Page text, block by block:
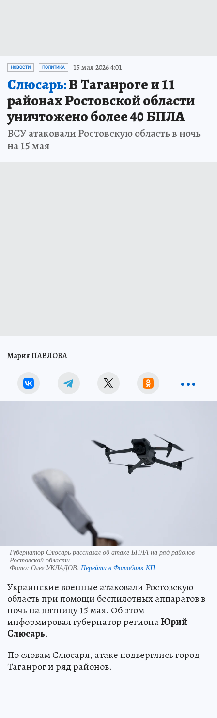
НОВОСТИ ПОЛИТИКА 15 мая 2026 4:01
Слюсарь:В Таганроге и 11
районах Ростовской области
уничтожено более 40 БПЛА
ВСУ атаковали Ростовскую область в ночь
на 15 мая
Мария ПАВЛОВА
Губернатор Слюсарь рассказал об атаке БПЛА на ряд районов
Ростовской области.
Фото: Олег УКЛАДОВ. Перейти в Фотобанк КП
Украинские военные атаковали Ростовскую
область при помощи беспилотных аппаратов в
ночь на пятницу 15 мая. Об этом
информировал губернатор регионаЮрий
Слюсарь.
По словам Слюсаря, атаке подверглись город
Таганрог и ряд районов.